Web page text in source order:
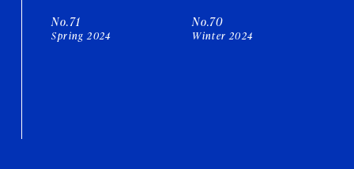
No.71
Spring 2024
No.70
Winter 2024